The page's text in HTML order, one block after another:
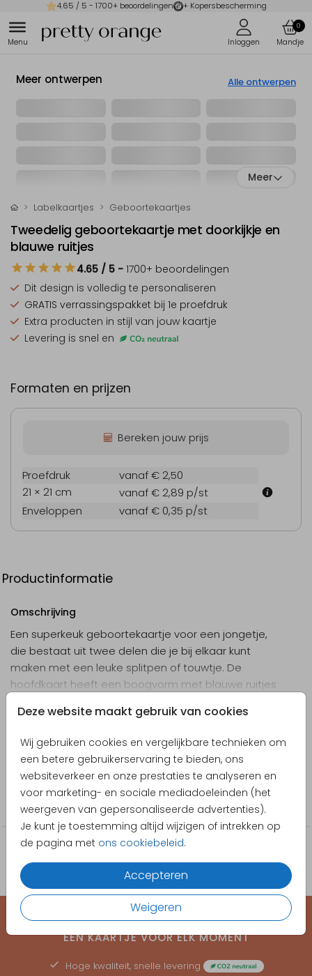
4.65 / 5 - 1700+ beoordelingen + Kopersbescherming
0
Deze website maakt gebruik van cookies
Wij gebruiken cookies en vergelijkbare technieken om
een betere gebruikerservaring te bieden, ons
websiteverkeer en onze prestaties te analyseren en
voor marketing- en sociale mediadoeleinden (het
weergeven van gepersonaliseerde advertenties).
Je kunt je toestemming altijd wijzigen of intrekken op
de pagina met ons cookiebeleid.
Accepteren
Weigeren
Meer ontwerpen Alle ontwerpen
Meer
Labelkaartjes Geboortekaartjes
Tweedelig geboortekaartje met doorkijkje en
blauwe ruitjes
4.65 / 5 - 1700+ beoordelingen
Dit design is volledig te personaliseren
GRATIS verrassingspakket bij 1e proefdruk
Extra producten in stijl van jouw kaartje
Levering is snel en
Formaten en prijzen
Bereken jouw prijs
Proefdruk
vanaf € 2,50
21 × 21 cm
vanaf € 2,89 p/st
Enveloppen
vanaf € 0,35 p/st
Productinformatie
Omschrijving
Een superkeuk geboortekaartje voor een jongetje,
die bestaat uit twee delen die je bij elkaar kunt
maken met een leuke splitpen of touwtje. De
hoofdkaart heeft een boogvorm met blauwe ruitjes
zichtbaar word. De kleuren kun je zelf aanpassen. Let
Wanneer je de kaartjes thuis krijgt, zet je ze hiermee
zelf in elkaar.
JilleJille
Collectie
Geboortekaartjes
EEN KAARTJE VOOR ELK MOMENT
Hoge kwaliteit, snelle levering